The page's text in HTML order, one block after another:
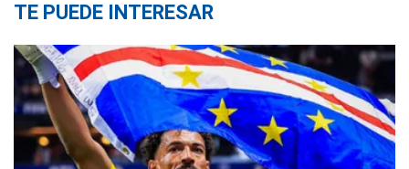
TE PUEDE INTERESAR